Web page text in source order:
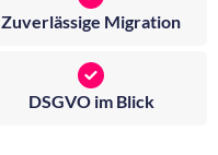
Zuverlässige Migration
DSGVO im Blick